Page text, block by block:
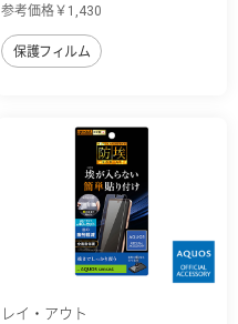
参考価格￥1,430
保護フィルム
レイ・アウト